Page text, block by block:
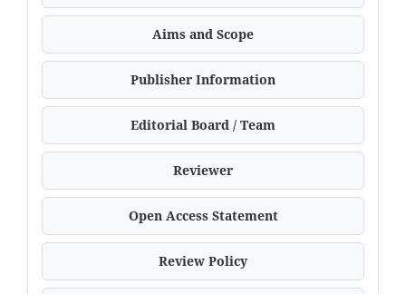
Aims and Scope
Publisher Information
Editorial Board / Team
Reviewer
Open Access Statement
Review Policy